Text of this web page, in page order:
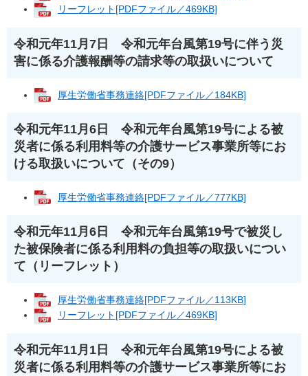
リーフレット[PDFファイル／469KB]
令和元年11月7日 令和元年台風第19号に伴う災
害に係る介護報酬等の請求等の取扱いについて
厚生労働省事務連絡[PDFファイル／184KB]
令和元年11月6日 令和元年台風第19号による被
災者に係る利用料等の介護サービス事業所等にお
ける取扱いについて（その9）
厚生労働省事務連絡[PDFファイル／777KB]
令和元年11月6日 令和元年台風第19号で被災し
た被保険者に係る利用料の負担等の取扱いについ
て（リーフレット）
厚生労働省事務連絡[PDFファイル／113KB]
リーフレット[PDFファイル／469KB]
令和元年11月1日 令和元年台風第19号による被
災者に係る利用料等の介護サービス事業所等にお